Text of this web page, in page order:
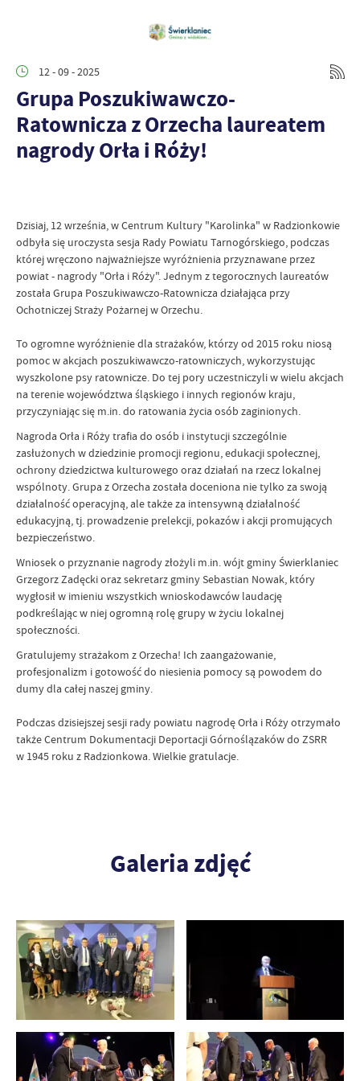
12 - 09 - 2025
Grupa Poszukiwawczo-
Ratownicza z Orzecha laureatem
nagrody Orła i Róży!
Dzisiaj, 12 września, w Centrum Kultury "Karolinka" w Radzionkowie
odbyła się uroczysta sesja Rady Powiatu Tarnogórskiego, podczas
której wręczono najważniejsze wyróżnienia przyznawane przez
powiat - nagrody "Orła i Róży". Jednym z tegorocznych laureatów
została Grupa Poszukiwawczo-Ratownicza działająca przy
Ochotniczej Straży Pożarnej w Orzechu.
To ogromne wyróżnienie dla strażaków, którzy od 2015 roku niosą
pomoc w akcjach poszukiwawczo-ratowniczych, wykorzystując
wyszkolone psy ratownicze. Do tej pory uczestniczyli w wielu akcjach
na terenie województwa śląskiego i innych regionów kraju,
przyczyniając się m.in. do ratowania życia osób zaginionych.
Nagroda Orła i Róży trafia do osób i instytucji szczególnie
zasłużonych w dziedzinie promocji regionu, edukacji społecznej,
ochrony dziedzictwa kulturowego oraz działań na rzecz lokalnej
wspólnoty. Grupa z Orzecha została doceniona nie tylko za swoją
działalność operacyjną, ale także za intensywną działalność
edukacyjną, tj. prowadzenie prelekcji, pokazów i akcji promujących
bezpieczeństwo.
Wniosek o przyznanie nagrody złożyli m.in. wójt gminy Świerklaniec
Grzegorz Zadęcki oraz sekretarz gminy Sebastian Nowak, który
wygłosił w imieniu wszystkich wnioskodawców laudację
podkreślając w niej ogromną rolę grupy w życiu lokalnej
społeczności.
Gratulujemy strażakom z Orzecha! Ich zaangażowanie,
profesjonalizm i gotowość do niesienia pomocy są powodem do
dumy dla całej naszej gminy.
Podczas dzisiejszej sesji rady powiatu nagrodę Orła i Róży otrzymało
także Centrum Dokumentacji Deportacji Górnoślązaków do ZSRR
w 1945 roku z Radzionkowa. Wielkie gratulacje.
Galeria zdjęć